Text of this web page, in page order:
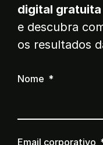
digital gratuita
e descubra
os resultados
Nome
Email corporativo